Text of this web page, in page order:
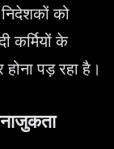
को
कर्मियों के
पड़ रहा है।